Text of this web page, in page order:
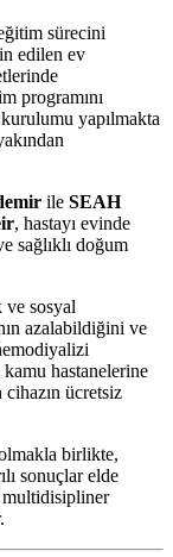
sürecini
edilen ev
programını
yapılmakta
ile SEAH
, hastayı evinde
sağlıklı doğum
sosyal
azalabildiğini ve
hastanelerine
ücretsiz
birlikte,
sonuçlar elde
multidisipliner